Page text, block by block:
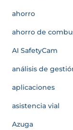
ahorro
ahorro de
AI SafetyCam
análisis de
aplicaciones
asistencia vial
Azuga